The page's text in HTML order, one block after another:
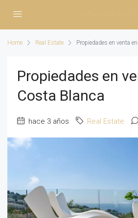
Home Real Estate Propiedades en venta
Propiedades en
Costa Blanca
hace 3 años Real Estate